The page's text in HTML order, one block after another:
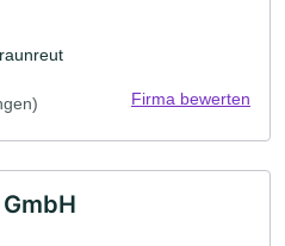
Firma bewerten